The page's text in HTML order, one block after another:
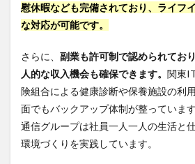
慰休暇なども完備されており、ライフ
な対応が可能です。
さらに、 副業も許可制で認められてお
人的な収入機会も確保できます。 関東
険組合による健康診断や保養施設の利
面でもバックアップ体制が整っていま
通信グループは社員一人一人の生活と
環境づくりを実践しています。